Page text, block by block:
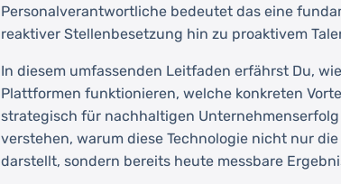
Personalverantwortliche bedeutet das eine
reaktiver Stellenbesetzung hin zu proaktivem
In diesem umfassenden Leitfaden erfährst Du,
Plattformen funktionieren, welche konkreten
strategisch für nachhaltigen
verstehen, warum diese Technologie nicht nur
darstellt, sondern bereits heute messbare